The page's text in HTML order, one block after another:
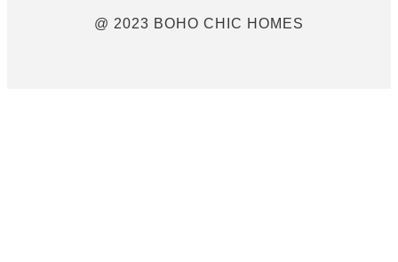
@ 2023 BOHO CHIC HOMES